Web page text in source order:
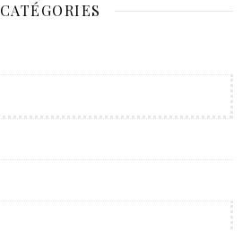
CATÉGORIES